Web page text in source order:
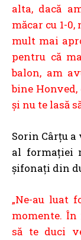
alta, dacă
măcar cu 1-
mult mai
pentru că
balon, am
bine
şi nu te lasă
Sorin Cârţu
al formației
șifonați din
„Ne-au luat
momente.
să te duci